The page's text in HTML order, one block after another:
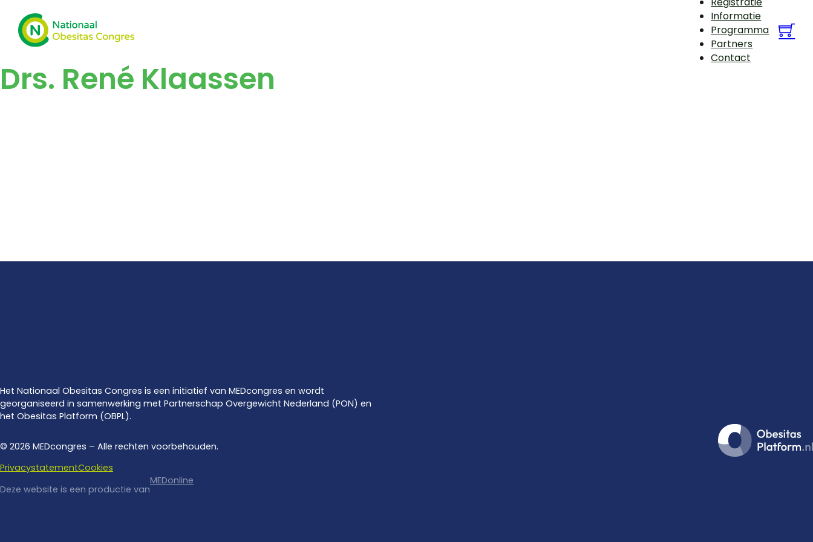
Informatie
Programma
Partners
Contact
Drs. René Klaassen
Het Nationaal Obesitas Congres is een initiatief van MEDcongres en wordt
georganiseerd in samenwerking met Partnerschap Overgewicht Nederland (PON) en
het Obesitas Platform (OBPL).
© 2026 MEDcongres – Alle rechten voorbehouden.
PrivacystatementCookies
Deze website is een productie van
MEDonline